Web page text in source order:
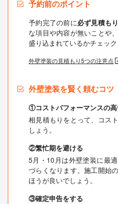
予約前のポイント
予約完了の前に必ず見積も
な項目や内容が無いことや
盛り込まれているかチェック
外壁塗装の見積もり5つの注意点
外壁塗装を賢く頼むコツ
①コストパフォーマンスの
相見積もりをとって、コス
しょう。
②繁忙期を避ける
5月・10月は外壁塗装に最
づらくなります。施工開始
ほうが良いでしょう。
③確定申告をする